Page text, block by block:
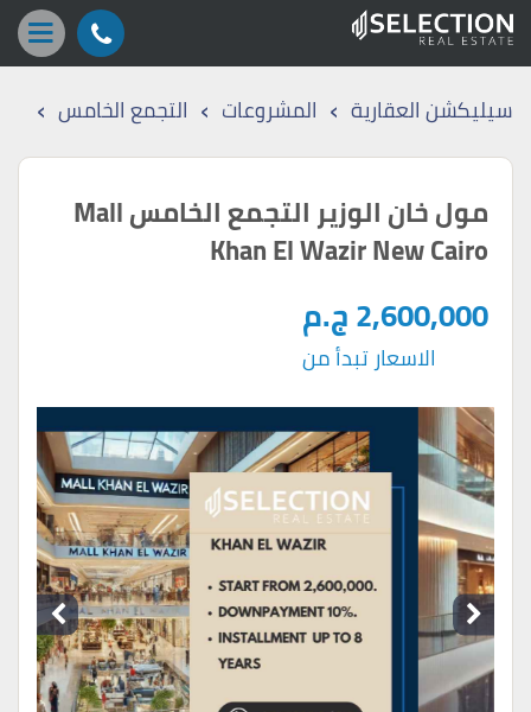
سيليكشن العقارية › المشروعات › التجمع الخامس ›
مول خان الوزير التجمع الخامس Mall
Khan El Wazir New Cairo
2,600,000 ج.م
الاسعار تبدأ من